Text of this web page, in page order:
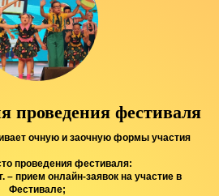
проведения фестиваля
очную и заочную формы участия
проведения фестиваля:
– прием онлайн-заявок на участие в
Фестивале;